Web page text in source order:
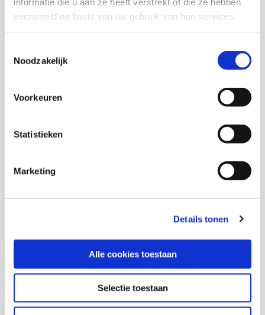
verzameld op basis van uw gebruik van hun services.
Noodzakelijk
Voorkeuren
Statistieken
Marketing
Details tonen
Alle cookies toestaan
Selectie toestaan
Marjolijn Distelbrink
Hans Bellaart
Kennisplatform Inclusief Samenleven
Thema's
Diversiteit